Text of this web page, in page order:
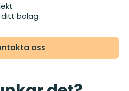
ditt bolag
oss